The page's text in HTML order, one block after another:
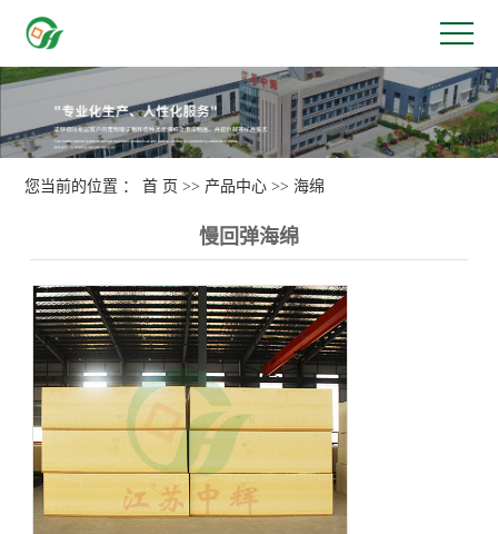
您当前的位置 ：首 页 >> 产品中心 >>海绵
慢回弹海绵